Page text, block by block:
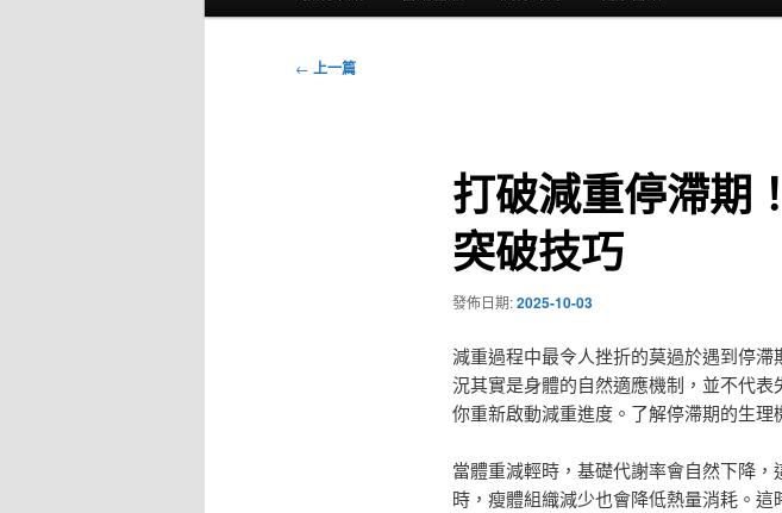
文
← 上一篇
打破減重停滯期
突破技巧
發佈日期:2025-10-03
減重過程中最令人挫折的莫過於遇到停
況其實是身體的自然適應機制，並不代
你重新啟動減重進度。了解停滯期的生理
當體重減輕時，基礎代謝率會自然下降
時，瘦體組織減少也會降低熱量消耗。